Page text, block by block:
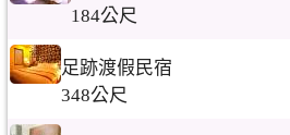
184公尺
足跡渡假民宿
348公尺